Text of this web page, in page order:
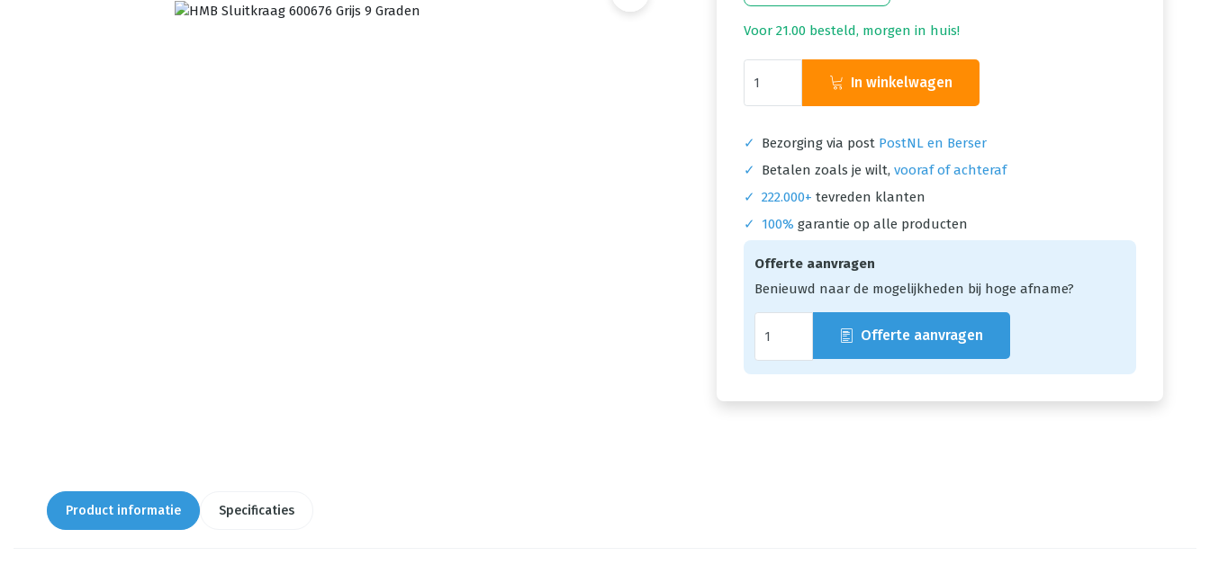
Voor 21.00 besteld, morgen in huis!
In winkelwagen
✓ Bezorging via post PostNL en Berser
✓
Betalen zoals je wilt, vooraf of achteraf
✓ 222.000+ tevreden klanten
✓
100% garantie op alle producten
Offerte aanvragen
Benieuwd naar de mogelijkheden bij hoge afname?
Offerte aanvragen
Product informatie Specificaties